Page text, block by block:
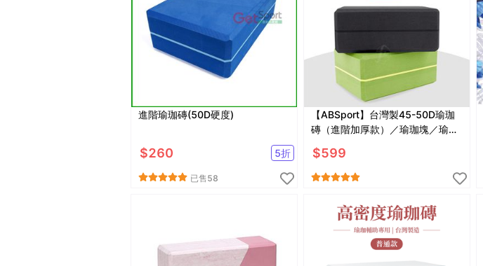
進階瑜珈磚(50D硬度)
$260 5折
已售58
【ABSport】台灣製45-50D瑜珈
磚（進階加厚款）／瑜珈塊／瑜珈
灣製造
$599